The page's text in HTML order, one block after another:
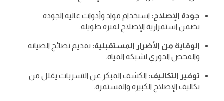
جودة الإصلاح: استخدام مواد وأدوات عالية الجودة
تضمن استمرارية الإصلاح لفترة طويلة.
الوقاية من الأضرار المستقبلية: تقديم نصائح الصيانة
والفحص الدوري لشبكة المياه.
توفير التكاليف: الكشف المبكر عن التسربات يقلل من
تكاليف الإصلاح الكبيرة والمستمرة.